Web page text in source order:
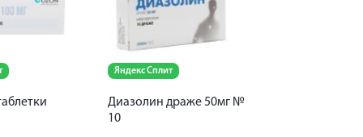
Яндекс Сплит
Диазолин драже 50мг №
10